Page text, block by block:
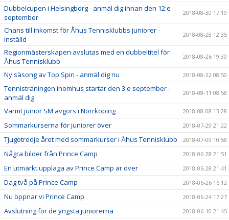
Dubbelcupen i Helsingborg - anmäl dig innan den 12:e
september
2018-08-30 17:19
Chans till inkomst för Åhus Tennisklubbs juniorer -
inställd
2018-08-28 12:35
Regionmästerskapen avslutas med en dubbeltitel för
Åhus Tennisklubb
2018-08-26 19:30
Ny säsong av Top Spin - anmäl dig nu 2018-08-22 08:50
Tennisträningen inomhus startar den 3:e september -
anmäl dig
2018-08-11 08:58
Varmt junior SM avgörs i Norrköping 2018-08-08 13:28
Sommarkurserna för juniorer över 2018-07-29 21:22
Tjugotredje året med sommarkurser i Åhus Tennisklubb 2018-07-09 10:58
Några bilder från Prince Camp 2018-06-28 21:51
En utmärkt upplaga av Prince Camp är över 2018-06-28 21:41
Dag två på Prince Camp 2018-06-26 16:12
Nu öppnar vi Prince Camp 2018-06-24 17:27
Avslutning för de yngsta juniorerna 2018-06-10 21:45